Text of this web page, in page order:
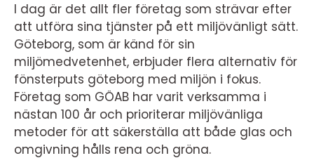
I dag är det allt fler företag som strävar efter
att utföra sina tjänster på ett miljövänligt sätt.
Göteborg, som är känd för sin
miljömedvetenhet, erbjuder flera alternativ för
fönsterputs göteborg med miljön i fokus.
Företag som GÖAB har varit verksamma i
nästan 100 år och prioriterar miljövänliga
metoder för att säkerställa att både glas och
omgivning hålls rena och gröna.